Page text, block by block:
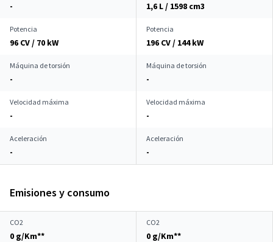
- 1,6 L / 1598 cm3
Potencia
96 CV / 70 kW
Potencia
196 CV / 144 kW
Máquina de torsión
-
Máquina de torsión
-
Velocidad máxima
-
Velocidad máxima
-
Aceleración
-
Aceleración
-
Emisiones y consumo
CO2
0 g/Km**
CO2
0 g/Km**